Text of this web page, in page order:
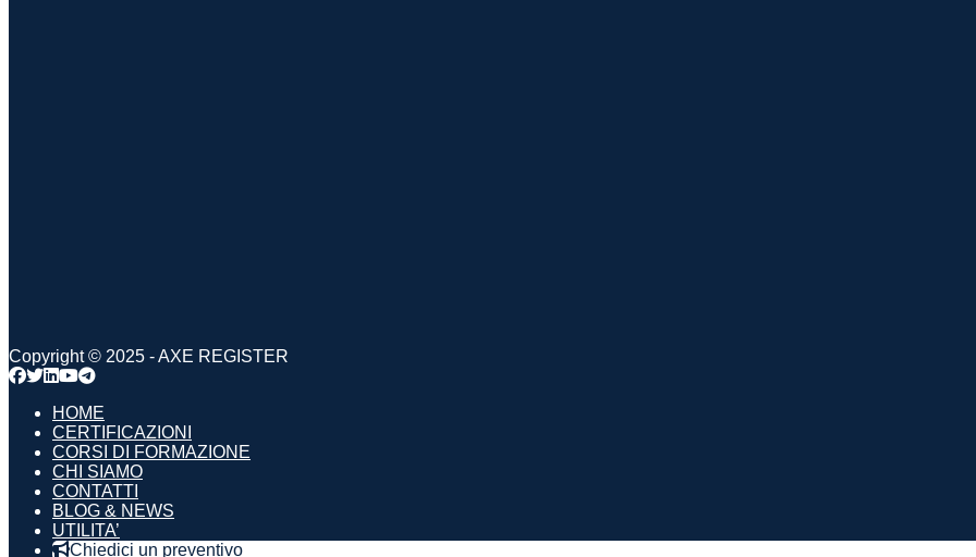
Copyright © 2025 - AXE REGISTER
HOME
CERTIFICAZIONI
CORSI DI FORMAZIONE
CHI SIAMO
CONTATTI
BLOG & NEWS
UTILITA’
Chiedici un preventivo